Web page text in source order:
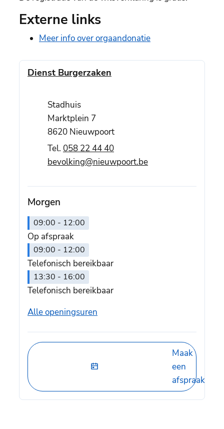
Externe links
Meer info over orgaandonatie
Contact
Dienst Burgerzaken
AdresStadhuis
Marktplein 7
,8620 Nieuwpoort
058 22 44 40
E-mailbevolking@nieuwpoort.be
Morgen
09:00 - 12:00
Op afspraak
09:00 - 12:00
Telefonisch bereikbaar
13:30 - 16:00
Telefonisch bereikbaar
Alle openingsuren
Maak
een
afspraak